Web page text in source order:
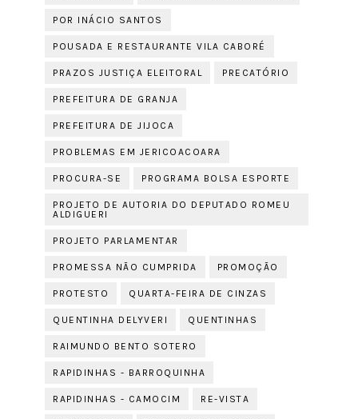
POR INÁCIO SANTOS
POUSADA E RESTAURANTE VILA CABORÉ
PRAZOS JUSTIÇA ELEITORAL PRECATÓRIO
PREFEITURA DE GRANJA
PREFEITURA DE JIJOCA
PROBLEMAS EM JERICOACOARA
PROCURA-SE PROGRAMA BOLSA ESPORTE
PROJETO DE AUTORIA DO DEPUTADO ROMEU
ALDIGUERI
PROJETO PARLAMENTAR
PROMESSA NÃO CUMPRIDA PROMOÇÃO
PROTESTO QUARTA-FEIRA DE CINZAS
QUENTINHA DELYVERI QUENTINHAS
RAIMUNDO BENTO SOTERO
RAPIDINHAS - BARROQUINHA
RAPIDINHAS - CAMOCIM RE-VISTA